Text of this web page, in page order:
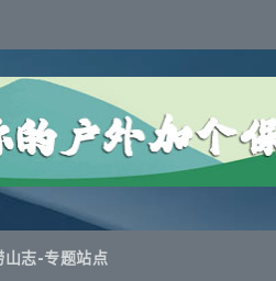
山志-专题站点